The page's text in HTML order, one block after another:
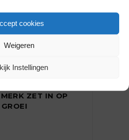
cookies
Weigeren
Instellingen
REPORTAGE
ZET IN OP